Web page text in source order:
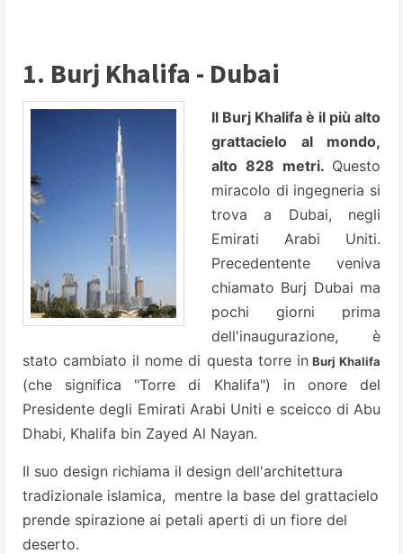
1. Burj Khalifa - Dubai
Il Burj Khalifa è il più alto
grattacielo al mondo,
alto 828 metri. Questo
miracolo di ingegneria si
trova a Dubai, negli
Emirati Arabi Uniti.
Precedentente veniva
chiamato Burj Dubai ma
pochi giorni prima
dell'inaugurazione, è
stato cambiato il nome di questa torre in Burj Khalifa
(che significa "Torre di Khalifa") in onore del
Presidente degli Emirati Arabi Uniti e sceicco di Abu
Dhabi, Khalifa bin Zayed Al Nayan.
Il suo design richiama il design dell'architettura
tradizionale islamica, mentre la base del grattacielo
prende spirazione ai petali aperti di un fiore del
deserto.